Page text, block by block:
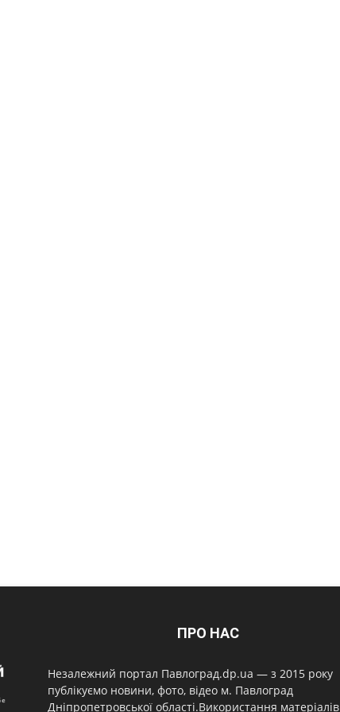
ПРО НАС
Незалежний портал Павлоград.dp.ua — з 2015 року
публікуємо новини, фото, відео м. Павлоград
Дніпропетровської області.Використання матеріалів